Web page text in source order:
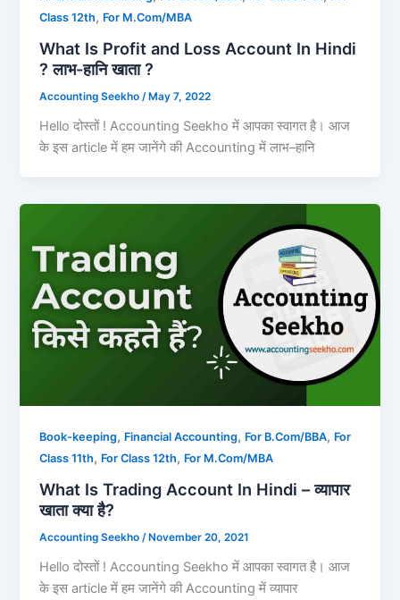
Class 12th, For M.Com/MBA
What Is Profit and Loss Account In Hindi
? लाभ-हानि खाता ?
Accounting Seekho /May 7, 2022
Hello दोस्तों ! Accounting Seekho में आपका स्वागत है। आज
के इस article में हम जानेंगे की Accounting में लाभ–हानि
Book-keeping, Financial Accounting, For B.Com/BBA, For
Class 11th, For Class 12th, For M.Com/MBA
What Is Trading Account In Hindi – व्यापार
खाता क्या है?
Accounting Seekho/November 20, 2021
Hello दोस्तों ! Accounting Seekho में आपका स्वागत है। आज
के इस article में हम जानेंगे की Accounting में व्यापार